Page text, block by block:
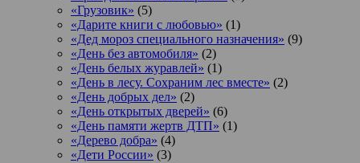
«Грузовик» (5)
«Дарите книги с любовью» (1)
«Дед мороз специального назначения» (9)
«День без автомобиля» (2)
«День белых журавлей» (1)
«День в лесу. Сохраним лес вместе» (2)
«День добрых дел» (2)
«День открытых дверей» (6)
«День памяти жертв ДТП» (1)
«Дерево добра» (4)
«Дети России» (3)